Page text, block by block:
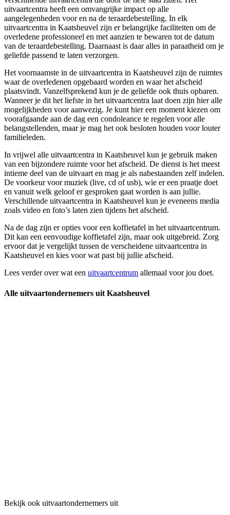
uitvaartcentra heeft een omvangrijke impact op alle
aangelegenheden voor en na de teraardebestelling. In elk
uitvaartcentra in Kaatsheuvel zijn er belangrijke faciliteiten om de
overledene professioneel en met aanzien te bewaren tot de datum
van de teraardebestelling. Daarnaast is daar alles in paraatheid om je
geliefde passend te laten verzorgen.
Het voornaamste in de uitvaartcentra in Kaatsheuvel zijn de ruimtes
waar de overledenen opgebaard worden en waar het afscheid
plaatsvindt. Vanzelfsprekend kun je de geliefde ook thuis opbaren.
Wanneer je dit het liefste in het uitvaartcentra laat doen zijn hier alle
mogelijkheden voor aanwezig. Je kunt hier een moment kiezen om
voorafgaande aan de dag een condoleance te regelen voor alle
belangstellenden, maar je mag het ook besloten houden voor louter
familieleden.
In vrijwel alle uitvaartcentra in Kaatsheuvel kun je gebruik maken
van een bijzondere ruimte voor het afscheid. De dienst is het meest
intieme deel van de uitvaart en mag je als nabestaanden zelf indelen.
De voorkeur voor muziek (live, cd of usb), wie er een praatje doet
en vanuit welk geloof er gesproken gaat worden is aan jullie.
Verschillende uitvaartcentra in Kaatsheuvel kun je eveneens media
zoals video en foto’s laten zien tijdens het afscheid.
Na de dag zijn er opties voor een koffietafel in het uitvaartcentrum.
Dit kan een eenvoudige koffietafel zijn, maar ook uitgebreid. Zorg
ervoor dat je vergelijkt tussen de verscheidene uitvaartcentra in
Kaatsheuvel en kies voor wat past bij jullie afscheid.
Lees verder over wat een uitvaartcentrum allemaal voor jou doet.
Alle uitvaartondernemers uit Kaatsheuvel
Bekijk ook uitvaartondernemers uit